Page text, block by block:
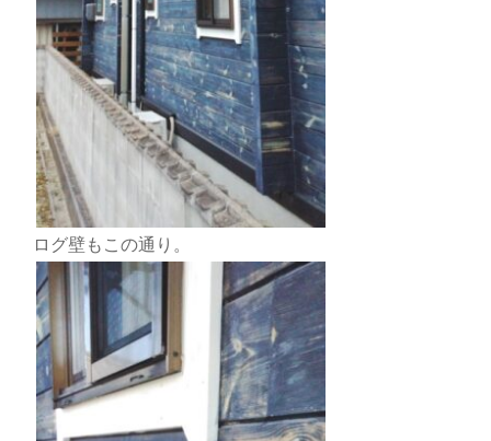
ログ壁もこの通り。